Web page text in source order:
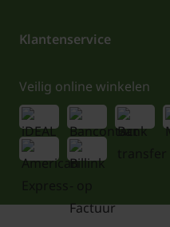
Klantenservice
Veilig online winkelen